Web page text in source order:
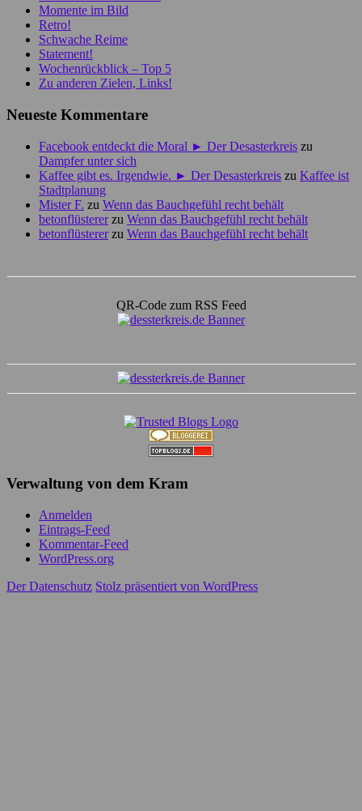
Momente im Bild
Retro!
Schwache Reime
Statement!
Wochenrückblick – Top 5
Zu anderen Zielen, Links!
Neueste Kommentare
Facebook entdeckt die Moral ► Der Desasterkreis zu
Dampfer unter sich
Kaffee gibt es. Irgendwie. ► Der Desasterkreis zu Kaffee ist
Stadtplanung
Mister F. zu Wenn das Bauchgefühl recht behält
betonflüstererzu Wenn das Bauchgefühl recht behält
betonflüstererzu Wenn das Bauchgefühl recht behält
QR-Code zum RSS Feed
Verwaltung von dem Kram
Anmelden
Eintrags-Feed
Kommentar-Feed
WordPress.org
Der Datenschutz Stolz präsentiert von WordPress